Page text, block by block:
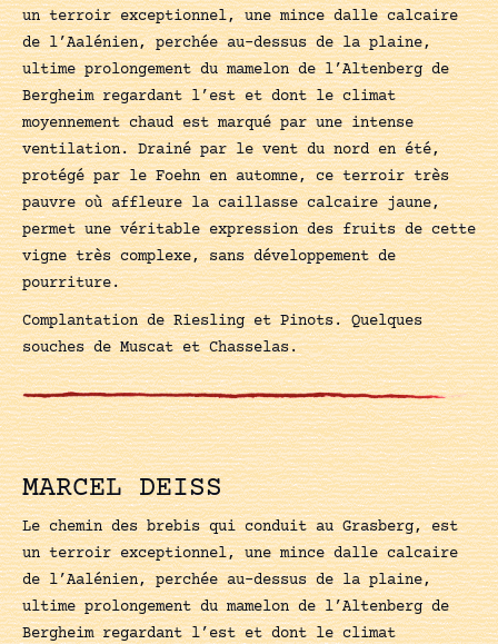
un terroir exceptionnel, une mince dalle calcaire
de l’Aalénien, perchée au-dessus de la plaine,
ultime prolongement du mamelon de l’Altenberg de
Bergheim regardant l’est et dont le climat
moyennement chaud est marqué par une intense
ventilation. Drainé par le vent du nord en été,
protégé par le Foehn en automne, ce terroir très
pauvre où affleure la caillasse calcaire jaune,
permet une véritable expression des fruits de cette
vigne très complexe, sans développement de
pourriture.
Complantation de Riesling et Pinots. Quelques
souches de Muscat et Chasselas.
MARCEL DEISS
Le chemin des brebis qui conduit au Grasberg, est
un terroir exceptionnel, une mince dalle calcaire
de l’Aalénien, perchée au-dessus de la plaine,
ultime prolongement du mamelon de l’Altenberg de
Bergheim regardant l’est et dont le climat